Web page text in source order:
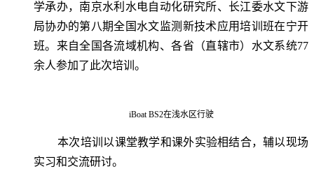
学承办，南京水利水电自动化研究所、长江委水文下游
局协办的第八期全国水文监测新技术应用培训班在宁开
班。来自全国各流域机构、各省（直辖市）水文系统77
余人参加了此次培训。
iBoat BS2在浅水区行驶
本次培训以课堂教学和课外实验相结合，辅以现场
实习和交流研讨。